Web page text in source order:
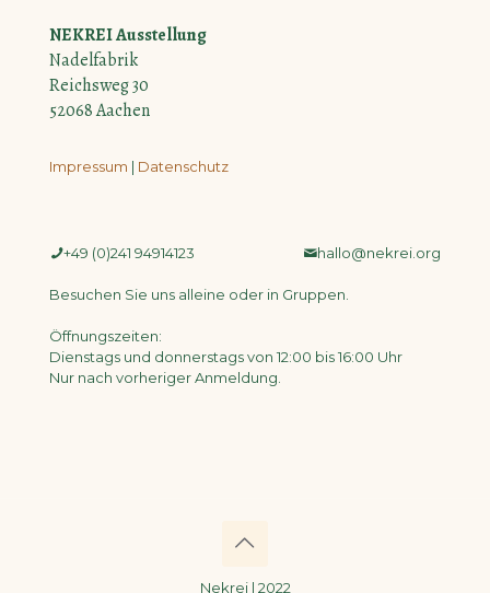
NEKREI Ausstellung
Nadelfabrik
Reichsweg 30
52068 Aachen
Impressum | Datenschutz
­hallo@nekrei.org
­+49 (0)241 94914123
Besuchen Sie uns alleine oder in Gruppen.
Öffnungszeiten:
Dienstags und donnerstags von 12:00 bis 16:00 Uhr
Nur nach vorheriger Anmeldung.
Nekrei | 2022